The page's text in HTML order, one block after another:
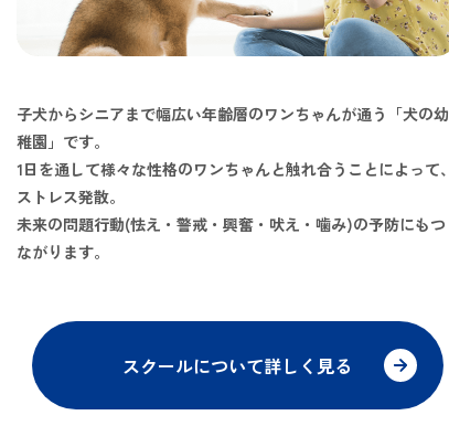
子犬からシニアまで幅広い年齢層のワンちゃんが通う「犬の幼
稚園」です。
1日を通して様々な性格のワンちゃんと触れ合うことによって、
ストレス発散。
未来の問題行動(怯え・警戒・興奮・吠え・噛み)の予防にもつ
ながります。
スクールについて詳しく見る